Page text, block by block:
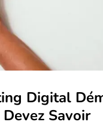
Digital
Savoir